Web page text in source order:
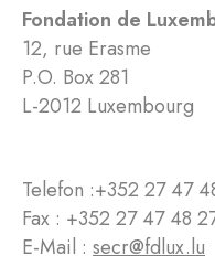
Fondation de
12, rue Erasme
P.O. Box 281
L-2012 Luxembourg
Telefon :+352 27 47
Fax : +352 27 47 48
E-Mail : secr@fdlux.lu